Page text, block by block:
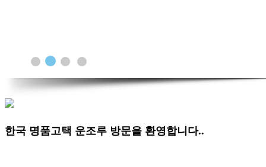
한국 명품고택 운조루 방문을 환영합니다..